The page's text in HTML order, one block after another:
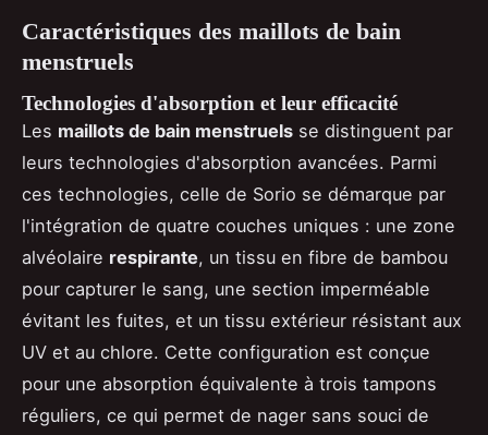
Caractéristiques des maillots de bain
menstruels
Technologies d'absorption et leur efficacité
Les maillots de bain menstruels se distinguent par
leurs technologies d'absorption avancées. Parmi
ces technologies, celle de Sorio se démarque par
l'intégration de quatre couches uniques : une zone
alvéolaire respirante, un tissu en fibre de bambou
pour capturer le sang, une section imperméable
évitant les fuites, et un tissu extérieur résistant aux
UV et au chlore. Cette configuration est conçue
pour une absorption équivalente à trois tampons
réguliers, ce qui permet de nager sans souci de